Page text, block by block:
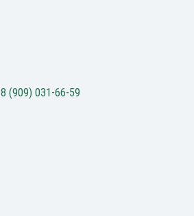
8 (909) 031-66-59